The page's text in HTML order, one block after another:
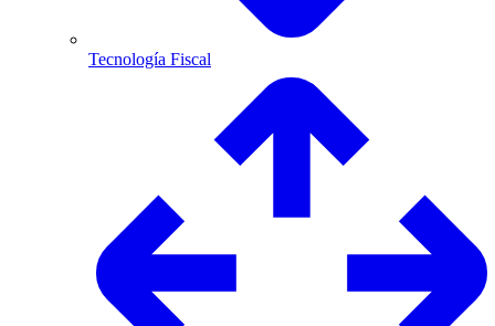
Tecnología Fiscal